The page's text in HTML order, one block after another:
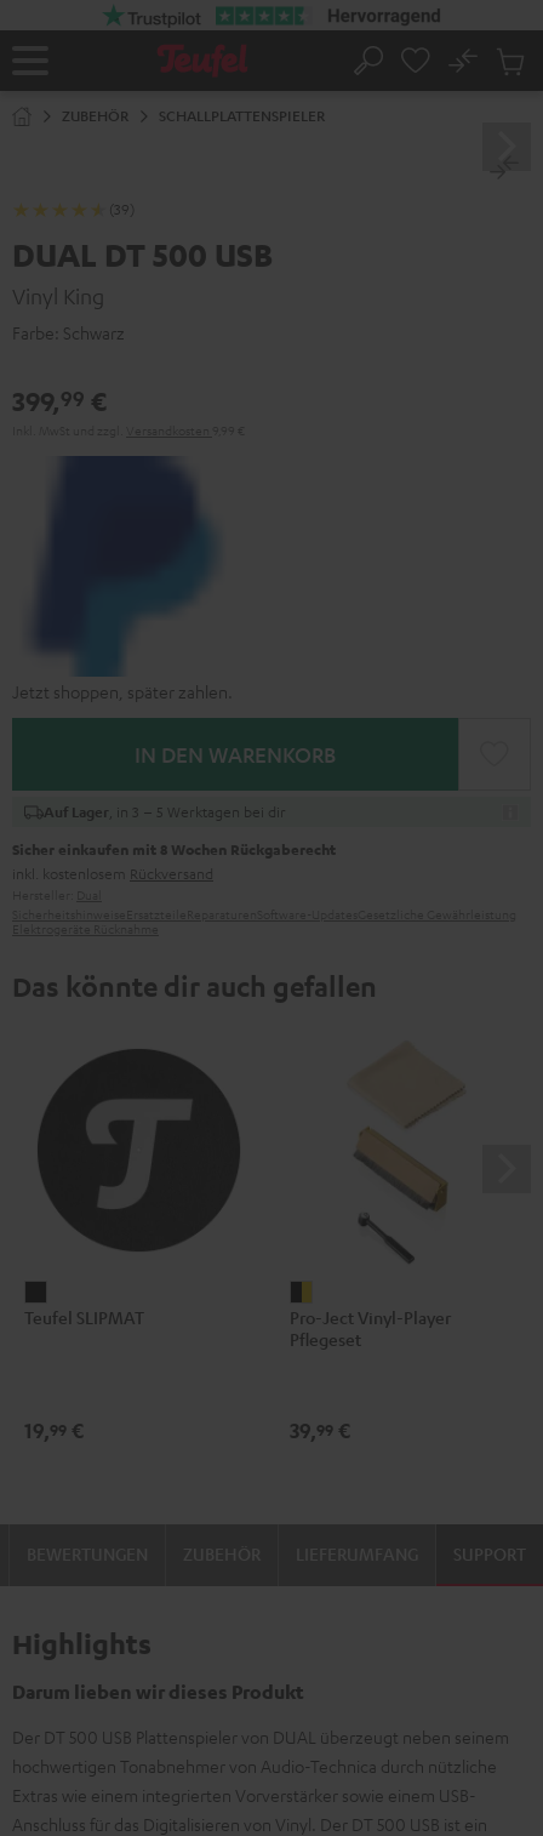
Startseite
Suche
No
ZUBEHÖR SCHALLPLATTENSPIELER
(39)
DUAL DT 500 USB
Vinyl King
Farbe: Schwarz
399,99 €
Jetzt shoppen, später zahlen.
IN DEN WARENKORB
Auf Lager , in 3 – 5 Werktagen bei dir
Sicher einkaufen mit 8 Wochen Rückgaberecht
inkl. kostenlosem Rückversand
Das könnte dir auch gefallen
SLIPMAT
Teufel SLIPMAT
19,99 €
Ject
Vinyl-
Schwarz
Pro-Ject Vinyl-Player
Pflegeset
39,99 €
SUPPORT
Highlights
Darum lieben wir dieses Produkt
Der DT 500 USB Plattenspieler von DUAL überzeugt neben seinem
hochwertigen Tonabnehmer von Audio-Technica durch nützliche
Extras wie einem integrierten Vorverstärker sowie einem USB-
Anschluss für das Digitalisieren von Vinyl. Der DT 500 USB ist ein